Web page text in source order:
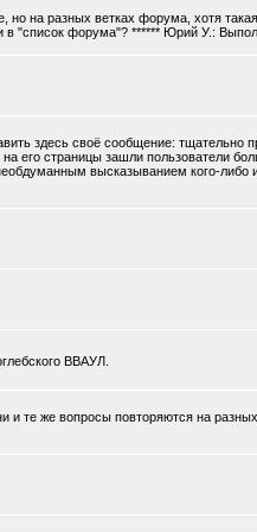
на разных ветках форума, хотя такая
в "список форума"? ****** Юрий У.:
здесь своё сообщение: тщательно
его страницы зашли пользователи
высказыванием кого-
ВВАУЛ.
и те же вопросы повторяются на